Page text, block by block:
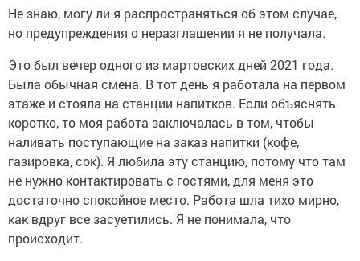
Не знаю, могу ли я распространяться об этом случае,
но предупреждения о неразглашении я не получала.
Это был вечер одного из мартовских дней 2021 года.
Была обычная смена. В тот день я работала на первом
этаже и стояла на станции напитков. Если объяснять
коротко, то моя работа заключалась в том, чтобы
наливать поступающие на заказ напитки (кофе,
газировка, сок). Я любила эту станцию, потому что там
не нужно контактировать с гостями, для меня это
достаточно спокойное место. Работа шла тихо мирно,
как вдруг все засуетились. Я не понимала, что
происходит.